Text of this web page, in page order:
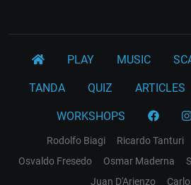
PLAY MUSIC
TANDA QUIZ ARTICLES
WORKSHOPS
Rodolfo Biagi Ricardo Tanturi
Osvaldo Fresedo
Osmar Maderna
Juan D'Arienzo